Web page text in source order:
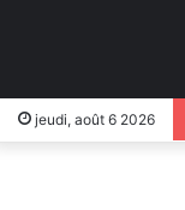
jeudi, août 6 2026